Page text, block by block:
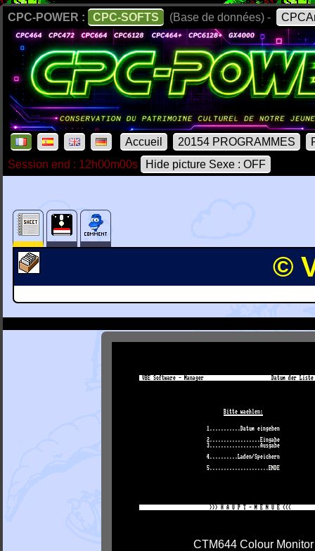
CPC-POWER : CPC-SOFTS (Base de données) -
Accueil 20154 PROGRAMMES
Session end : 12h00m00s
Hide picture Sexe : OFF
©
CTM644 Colour Monitor